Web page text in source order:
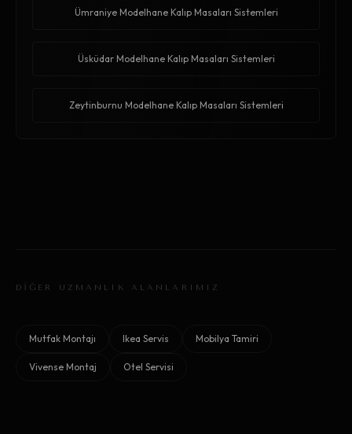
Ümraniye Modelhane Kalıp Masaları Sistemleri
Üsküdar Modelhane Kalıp Masaları Sistemleri
Zeytinburnu Modelhane Kalıp Masaları Sistemleri
DİĞER UZMANLIK ALANLARIMIZ
Mutfak Montajı Ikea Servis Mobilya Tamiri
Vivense Montaj Otel Servisi